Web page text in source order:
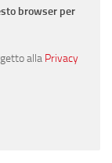
browser per
alla Privacy